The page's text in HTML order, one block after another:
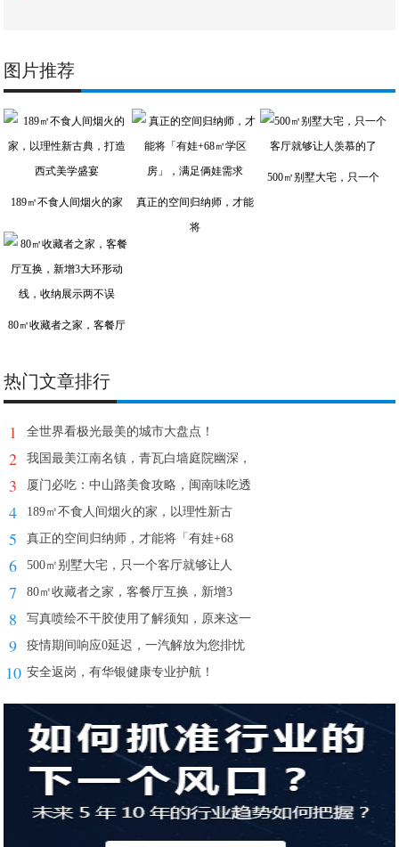
图片推荐
189㎡不食人间烟火的家
真正的空间归纳师，才能
将
500㎡别墅大宅，只一个
80㎡收藏者之家，客餐厅
热门文章排行
1 全世界看极光最美的城市大盘点！
2 我国最美江南名镇，青瓦白墙庭院幽深，
3 厦门必吃：中山路美食攻略，闽南味吃透
4 189㎡不食人间烟火的家，以理性新古
5 真正的空间归纳师，才能将「有娃+68
6 500㎡别墅大宅，只一个客厅就够让人
7 80㎡收藏者之家，客餐厅互换，新增3
8 写真喷绘不干胶使用了解须知，原来这一
9 疫情期间响应0延迟，一汽解放为您排忧
10 安全返岗，有华银健康专业护航！